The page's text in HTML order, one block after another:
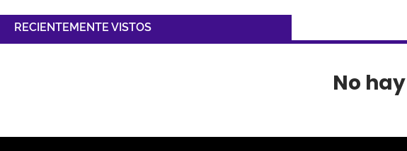
RECIENTEMENTE VISTOS
No